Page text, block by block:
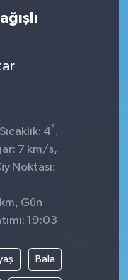
4° ,
7 km/s,
Noktası:
Gün
19:03
Bala